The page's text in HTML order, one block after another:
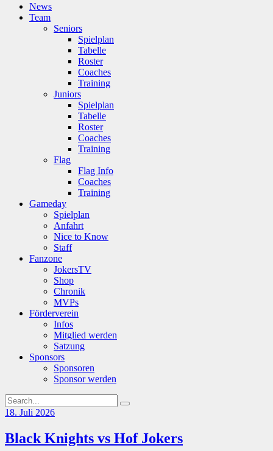
News
Team
Seniors
Spielplan
Tabelle
Roster
Coaches
Training
Juniors
Spielplan
Tabelle
Roster
Coaches
Training
Flag
Flag Info
Coaches
Training
Gameday
Spielplan
Anfahrt
Nice to Know
Staff
Fanzone
JokersTV
Shop
Chronik
MVPs
Förderverein
Infos
Mitglied werden
Satzung
Sponsors
Sponsoren
Sponsor werden
18. Juli 2026
Black Knights vs Hof Jokers